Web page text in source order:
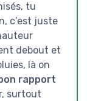
tu
c’est juste
debout et
là on
bon rapport
surtout